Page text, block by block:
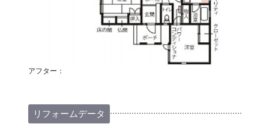
アフター：
リフォームデータ